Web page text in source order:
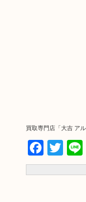
買取専門店「大吉 ア